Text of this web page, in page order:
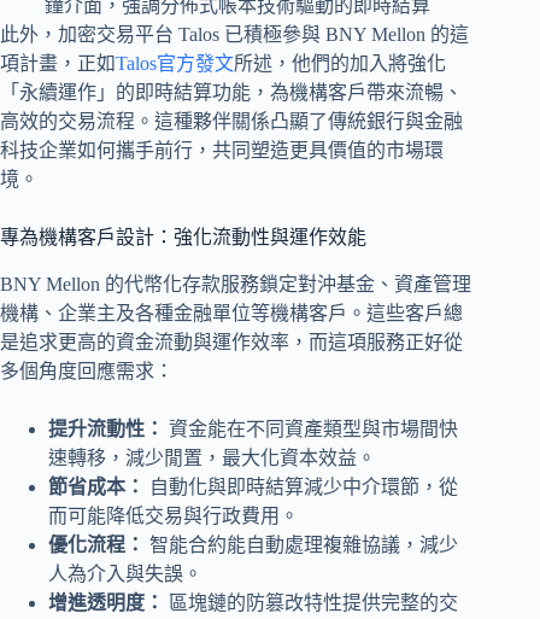
此外，加密交易平台 Talos 已積極參與 BNY Mellon 的這
項計畫，正如Talos官方發文所述，他們的加入將強化
「永續運作」的即時結算功能，為機構客戶帶來流暢、
高效的交易流程。這種夥伴關係凸顯了傳統銀行與金融
科技企業如何攜手前行，共同塑造更具價值的市場環
境。
專為機構客戶設計：強化流動性與運作效能
BNY Mellon 的代幣化存款服務鎖定對沖基金、資產管理
機構、企業主及各種金融單位等機構客戶。這些客戶總
是追求更高的資金流動與運作效率，而這項服務正好從
多個角度回應需求：
提升流動性： 資金能在不同資產類型與市場間快
速轉移，減少閒置，最大化資本效益。
節省成本：
自動化與即時結算減少中介環節，從
而可能降低交易與行政費用。
優化流程： 智能合約能自動處理複雜協議，減少
人為介入與失誤。
增進透明度：
區塊鏈的防篡改特性提供完整的交